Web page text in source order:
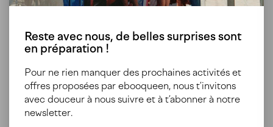
+4 jours
2026-2027
Reste avec nous, de belles surprises sont
en préparation !
Pour ne rien manquer des prochaines activités et
offres proposées par ebooqueen, nous t’invitons
avec douceur à nous suivre et à t’abonner à notre
newsletter.